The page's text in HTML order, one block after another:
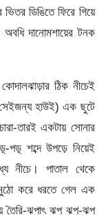
ডিঙিতে ফিরে গিয়ে
দানোমশায়ের টনক
ঠিক নীচেই
সেইজন্য হাউই) এক ছুটে
তারই একটায় সোনার
পড়্‌ শব্দে উপড়ে নিয়েই
নীচে। পাতাল থেকে
মুঠো করে ধরতে গেল এক
তৈরি-ঝপাৎ ঝপ ঝপ-ঝপ